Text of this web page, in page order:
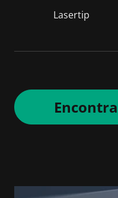
Lasertip